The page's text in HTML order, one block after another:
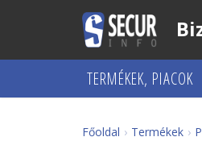
TERMÉKEK, PIACOK
Főoldal Termékek